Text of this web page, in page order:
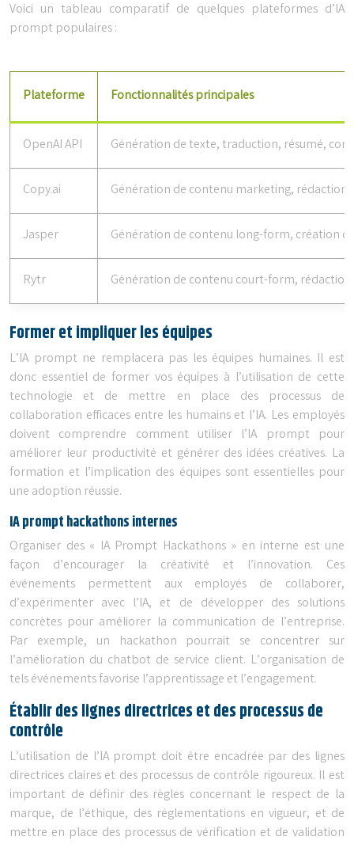
Voici un tableau comparatif de quelques plateformes d’IA
prompt populaires :
Plateforme Fonctionnalités principales
OpenAI API Génération de texte, traduction, résumé,
Copy.ai Génération de contenu marketing, rédaction
Jasper Génération de contenu long-form, création
Rytr Génération de contenu court-form,
Former et impliquer les équipes
L’IA prompt ne remplacera pas les équipes humaines. Il est
donc essentiel de former vos équipes à l’utilisation de cette
technologie et de mettre en place des processus de
collaboration efficaces entre les humains et l’IA. Les employés
doivent comprendre comment utiliser l’IA prompt pour
améliorer leur productivité et générer des idées créatives. La
formation et l’implication des équipes sont essentielles pour
une adoption réussie.
IA prompt hackathons internes
Organiser des « IA Prompt Hackathons » en interne est une
façon d’encourager la créativité et l’innovation. Ces
événements permettent aux employés de collaborer,
d’expérimenter avec l’IA, et de développer des solutions
concrètes pour améliorer la communication de l’entreprise.
Par exemple, un hackathon pourrait se concentrer sur
l’amélioration du chatbot de service client. L’organisation de
tels événements favorise l’apprentissage et l’engagement.
Établir des lignes directrices et des processus de
contrôle
L’utilisation de l’IA prompt doit être encadrée par des lignes
directrices claires et des processus de contrôle rigoureux. Il est
important de définir des règles concernant le respect de la
marque, de l’éthique, des réglementations en vigueur, et de
mettre en place des processus de vérification et de validation